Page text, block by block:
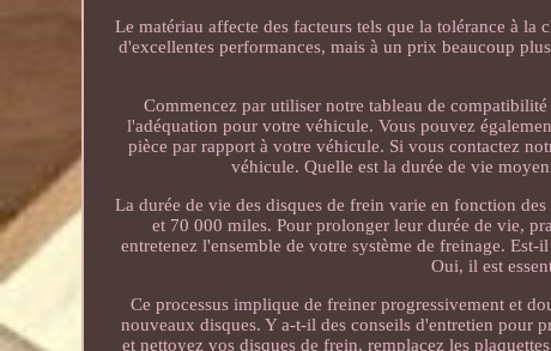
Le matériau affecte des facteurs tels que la tolérance à
d'excellentes performances, mais à un prix beaucoup
Commencez par utiliser notre tableau de
l'adéquation pour votre véhicule. Vous pouvez
pièce par rapport à votre véhicule. Si vous contactez
véhicule. Quelle est la durée de vie
La durée de vie des disques de frein varie en fonction
et 70 000 miles. Pour prolonger leur durée de vie,
entretenez l'ensemble de votre système de freinage.
Oui, il est
Ce processus implique de freiner progressivement et
nouveaux disques. Y a-t-il des conseils d'entretien pour
et nettoyez vos disques de frein, remplacez les